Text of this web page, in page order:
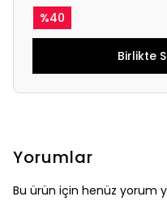
%40
Birlikte
Yorumlar
Bu ürün için henüz yorum